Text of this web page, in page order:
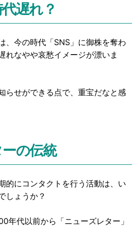
遅れ？
、今の時代「SNS」に御株を奪わ
れなやや哀愁イメージが漂いま
らせができる点で、重宝だなと感
の伝統
的にコンタクトを行う活動は、い
しょうか？
年代以前から「ニューズレター」